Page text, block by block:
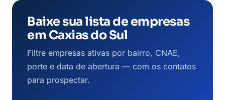
Baixe sua lista de empresas
em Caxias do Sul
Filtre empresas ativas por bairro, CNAE,
porte e data de abertura — com os contatos
para prospectar.